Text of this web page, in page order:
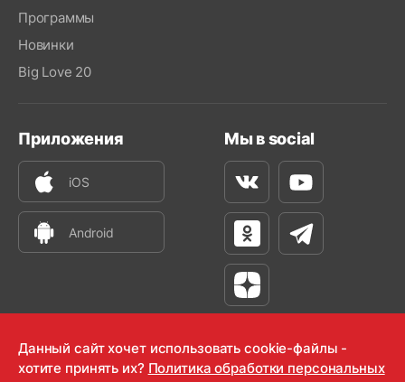
Программы
Новинки
Big Love 20
Приложения
iOS
Android
Мы в social
ВконтактеYoutube
Одноклассники
Телеграм
Яндекс Дзен
Данный сайт хочет использовать cookie-файлы -
хотите принять их? Политика обработки персональных